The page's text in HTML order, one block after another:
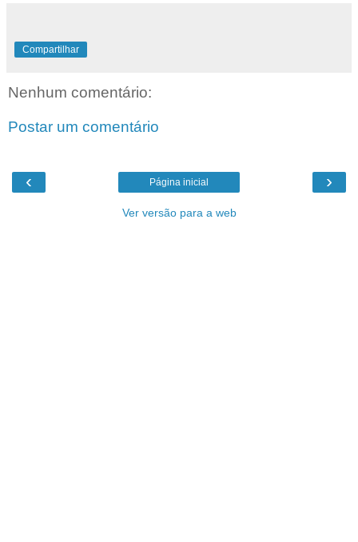
Compartilhar
Nenhum comentário:
Postar um comentário
‹ ›
Página inicial
Ver versão para a web